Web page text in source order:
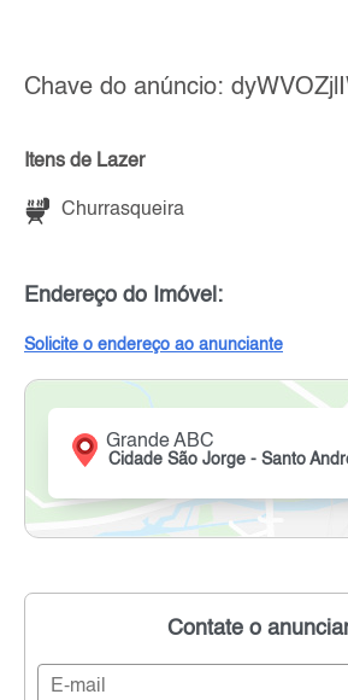
Chave do anúncio:
Itens de Lazer
Churrasqueira
Endereço do Imóvel:
Solicite o endereço ao anunciante
Grande ABC
Cidade São Jorge - Santo
Contate o